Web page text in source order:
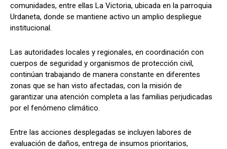
comunidades, entre ellas La Victoria, ubicada en la parroquia
Urdaneta, donde se mantiene activo un amplio despliegue
institucional.
Las autoridades locales y regionales, en coordinación con
cuerpos de seguridad y organismos de protección civil,
continúan trabajando de manera constante en diferentes
zonas que se han visto afectadas, con la misión de
garantizar una atención completa a las familias perjudicadas
por el fenómeno climático.
Entre las acciones desplegadas se incluyen labores de
evaluación de daños, entrega de insumos prioritarios,